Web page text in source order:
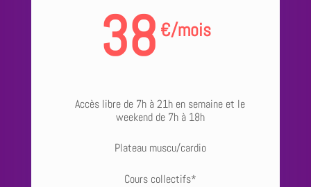
€
38 /mois
Accès libre de 7h à 21h en semaine et le
weekend de 7h à 18h
Plateau muscu/cardio
Cours collectifs*